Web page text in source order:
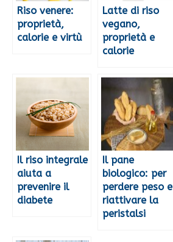
Riso venere:
proprietà,
calorie e virtù
Latte di riso
vegano,
proprietà e
calorie
Il riso integrale
aiuta a
prevenire il
diabete
Il pane
biologico: per
perdere peso e
riattivare la
peristalsi